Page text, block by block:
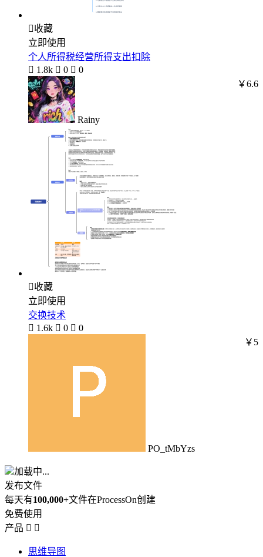
收藏
立即使用
个人所得税经营所得支出扣除
 1.8k  0  0
Rainy
￥6.6
收藏
立即使用
交换技术
 1.6k  0  0
PO_tMbYzs
￥5
加载中...
发布文件
每天有100,000+文件在ProcessOn创建
免费使用
产品  
思维导图